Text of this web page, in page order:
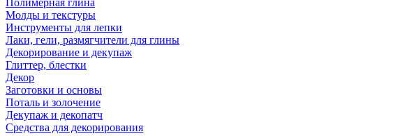
Полимерная глина
Молды и текстуры
Инструменты для лепки
Лаки, гели, размягчители для глины
Декорирование и декупаж
Глиттер, блестки
Декор
Заготовки и основы
Поталь и золочение
Декупаж и декопатч
Средства для декорирования